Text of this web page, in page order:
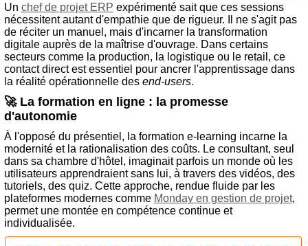
Un chef de projet ERP expérimenté sait que ces sessions
nécessitent autant d'empathie que de rigueur. Il ne s'agit pas
de réciter un manuel, mais d'incarner la transformation
digitale auprès de la maîtrise d'ouvrage. Dans certains
secteurs comme la production, la logistique ou le retail, ce
contact direct est essentiel pour ancrer l'apprentissage dans
la réalité opérationnelle des end-users.
🚀 La formation en ligne : la promesse
d'autonomie
À l'opposé du présentiel, la formation e-learning incarne la
modernité et la rationalisation des coûts. Le consultant, seul
dans sa chambre d'hôtel, imaginait parfois un monde où les
utilisateurs apprendraient sans lui, à travers des vidéos, des
tutoriels, des quiz. Cette approche, rendue fluide par les
plateformes modernes comme Monday en gestion de projet,
permet une montée en compétence continue et
individualisée.